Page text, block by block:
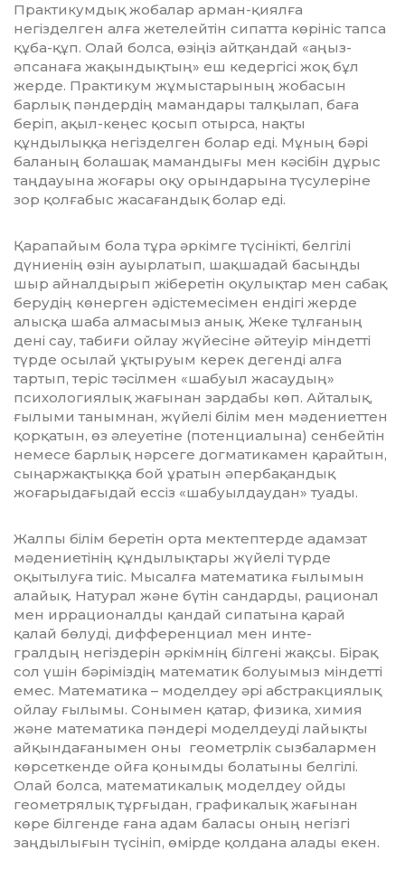
Практикумдық жобалар арман-қиял­ға
негізделген алға жетелейтін сипатта көрініс тапса
құба-құп. Олай болса, өзіңіз айтқандай «аңыз-
әпсанаға жақындық­тың» еш кедергісі жоқ бұл
жерде. Практикум жұмыстарының жобасын
барлық пәндердің мамандары талқылап, баға
беріп, ақыл-кеңес қосып отырса, нақты
құндылыққа негізделген болар еді. Мұ­ның бәрі
баланың болашақ мамандығы мен кәсібін дұрыс
таңдауына жоғары оқу орындарына түсулеріне
зор қолғабыс жасағандық болар еді.
Қарапайым бола тұра әркімге түсі­нікті, белгілі
дүниенің өзін ауырлатып, шақшадай басыңды
шыр айналдырып жіберетін оқулықтар мен сабақ
берудің көнерген әдістемесімен ендігі жерде
алысқа шаба алмасымыз анық. Жеке тұлғаның
дені сау, табиғи ойлау жүйесіне әйтеуір міндетті
түрде осылай ұқтыруым керек дегенді алға
тартып, теріс тәсілмен «шабуыл жасаудың»
психологиялық жағынан зардабы көп. Айталық,
ғылыми танымнан, жүйелі білім мен мәдениеттен
қорқатын, өз әлеуетіне (потенциалына) сенбейтін
немесе барлық нәрсеге догматикамен қарайтын,
сыңаржақтыққа бой ұратын әпербақандық
жоғарыдағыдай ессіз «шабуылдаудан» туады.
Жалпы білім беретін орта мектептерде адамзат
мәдениетінің құндылықтары жүйелі түрде
оқытылуға тиіс. Мысалға ма­тематика ғылымын
алайық. Натурал және бүтін сандарды, рационал
мен иррационалды қандай сипатына қарай
қалай бөлуді, дифференциал мен инте-
г­рал­дың негіздерін әркімнің білгені жақ­сы. Бірақ
сол үшін бәріміздің математик болуымыз міндетті
емес. Математика – моделдеу әрі абстракциялық
ойлау ғылы­мы. Сонымен қатар, физика, химия
және математика пәндері моделдеуді лайықты
айқындағанымен оны геометр­лік сызбалармен
көрсеткенде ойға қоным­ды болатыны белгілі.
Олай болса, мате­ма­ти­ка­лық моделдеу ойды
геометрялық тұрғы­дан, графикалық жағынан
көре білгенде ғана адам баласы оның негізгі
заңдылығын түсініп, өмірде қолдана алады екен.